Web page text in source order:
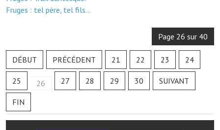
Communication
Le bulletin municipal : Fressinfo & Le Fressinois
Le village dans l'intercommunalité
Communauté de communes
Autres groupements
Fruges : tel père, tel fils...
Page 26 sur 40
DÉBUT PRÉCÉDENT 21 22 23 24
25 26 27 28 29 30 SUIVANT
FIN